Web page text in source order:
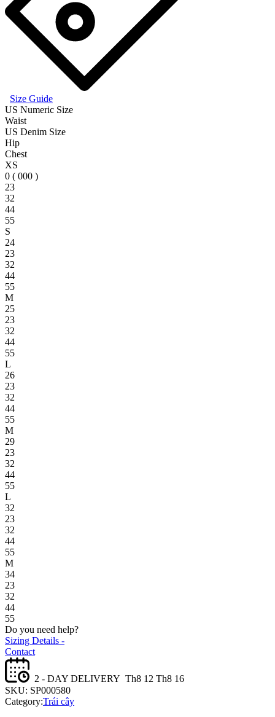
Size Guide
US Numeric Size
Waist
US Denim Size
Hip
Chest
XS
0 ( 000 )
23
32
44
55
S
24
23
32
44
55
M
25
23
32
44
55
L
26
23
32
44
55
M
29
23
32
44
55
L
32
23
32
44
55
M
34
23
32
44
55
Do you need help?
Sizing Details -
Contact
2 - DAY DELIVERY Th8 12 Th8 16
SKU: SP000580
Category:Trái cây